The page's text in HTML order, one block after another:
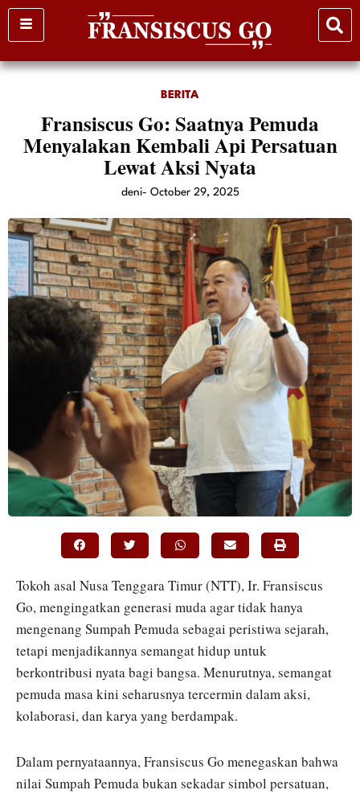
Skip
to
BERITA
Fransiscus Go: Saatnya Pemuda
Menyalakan Kembali Api Persatuan
Lewat Aksi Nyata
deni- October 29, 2025
Tokoh asal Nusa Tenggara Timur (NTT), Ir. Fransiscus
Go, mengingatkan generasi muda agar tidak hanya
mengenang Sumpah Pemuda sebagai peristiwa sejarah,
tetapi menjadikannya semangat hidup untuk
berkontribusi nyata bagi bangsa. Menurutnya, semangat
pemuda masa kini seharusnya tercermin dalam aksi,
kolaborasi, dan karya yang berdampak.
Dalam pernyataannya, Fransiscus Go menegaskan bahwa
nilai Sumpah Pemuda bukan sekadar simbol persatuan,